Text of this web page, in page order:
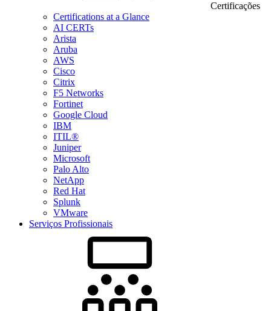
Certificações
Certifications at a Glance
AI CERTs
Arista
Aruba
AWS
Cisco
Citrix
F5 Networks
Fortinet
Google Cloud
IBM
ITIL®
Juniper
Microsoft
Palo Alto
NetApp
Red Hat
Splunk
VMware
Serviços Profissionais